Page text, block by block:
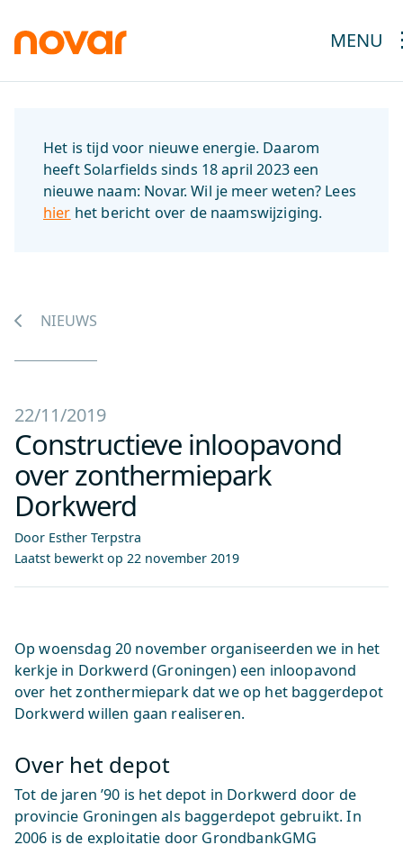
MENU
Het is tijd voor nieuwe energie. Daarom
heeft Solarfields sinds 18 april 2023 een
nieuwe naam: Novar. Wil je meer weten? Lees
hier het bericht over de naamswijziging.
NIEUWS
22/11/2019
Constructieve inloopavond
over zonthermiepark
Dorkwerd
Door Esther Terpstra
Laatst bewerkt op 22 november 2019
Op woensdag 20 november organiseerden we in het
kerkje in Dorkwerd (Groningen) een inloopavond
over het zonthermiepark dat we op het baggerdepot
Dorkwerd willen gaan realiseren.
Over het depot
Tot de jaren ’90 is het depot in Dorkwerd door de
provincie Groningen als baggerdepot gebruikt. In
2006 is de exploitatie door GrondbankGMG